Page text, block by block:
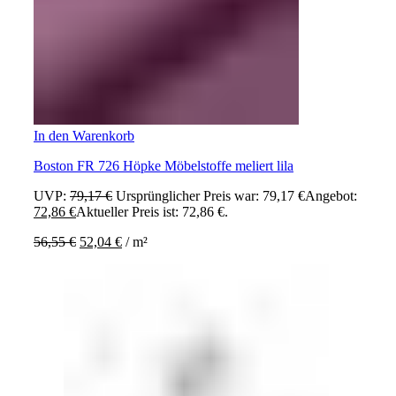
In den Warenkorb
Boston FR 726 Höpke Möbelstoffe meliert lila
UVP: 79,17€ Ursprünglicher Preis war: 79,17 €Angebot:
72,86 €Aktueller Preis ist: 72,86 €.
56,55€ 52,04 € /m²